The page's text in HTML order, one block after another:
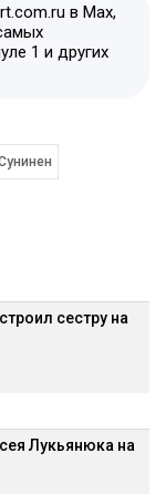
в Max,
1 и других
сестру на
Лукьянюка на